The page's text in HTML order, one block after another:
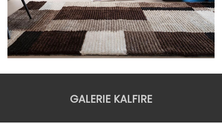
GALERIE KALFIRE